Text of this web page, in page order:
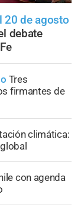
20 de agosto
debate
Tres
firmantes de
climática:
con agenda